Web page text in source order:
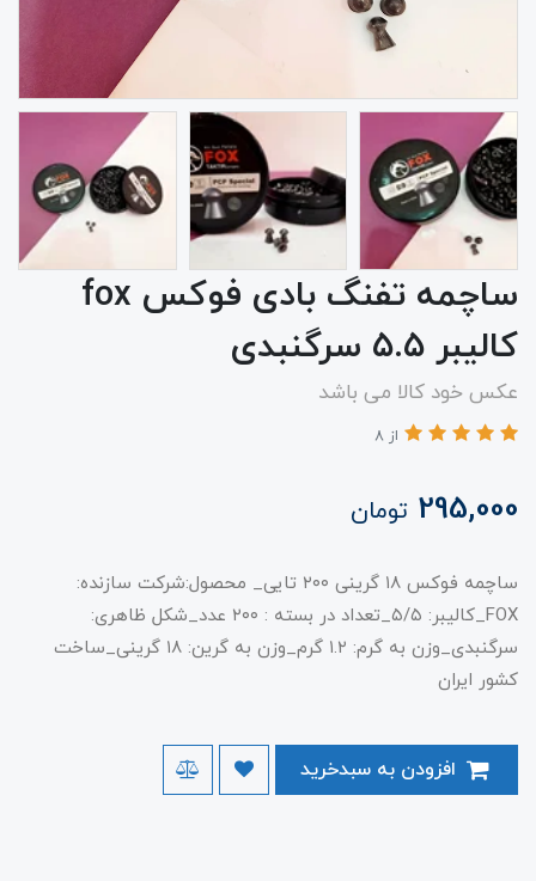
ساچمه تفنگ بادی فوکس fox
کالیبر ۵.۵ سرگنبدی
عکس خود کالا می باشد
از 8
295,000 تومان
ساچمه فوکس ۱۸ گرینی ۲۰۰ تایی_ محصول:شرکت سازنده:
FOX_کالیبر: ۵/۵_تعداد در بسته : ۲۰۰ عدد_شکل ظاهری:
سرگنبدی_وزن به گرم: ۱.۲ گرم_وزن به گرین: ۱۸ گرینی_ساخت
کشور ایران